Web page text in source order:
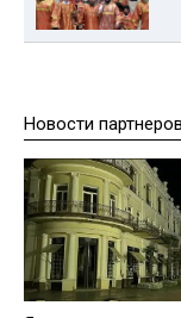
Новости партнеров